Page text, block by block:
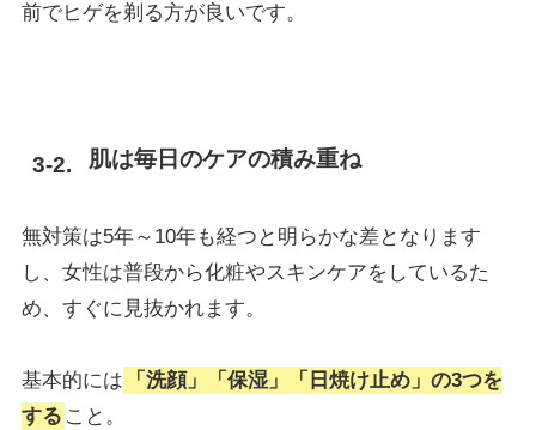
前でヒゲを剃る方が良いです。
肌は毎日のケアの積み重ね
無対策は5年～10年も経つと明らかな差となります
し、女性は普段から化粧やスキンケアをしているた
め、すぐに見抜かれます。
基本的には
「洗顔」「保湿」「日焼け止め」の3つを
する こと。